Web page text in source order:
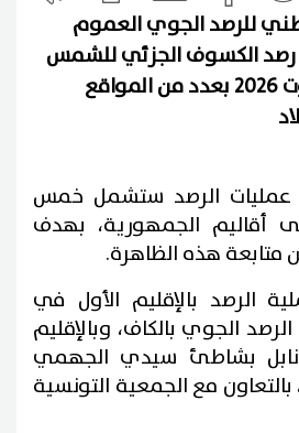
للرصد الجوي العموم
الكسوف الجزئي للشمس
يوم الأربعاء 12 أوت 2026 بعدد من المواقع
عمليات الرصد ستشمل خمس
أقاليم الجمهورية، بهدف
متابعة هذه الظاهرة.
الرصد بالإقليم الأول في
الجوي بالكاف، وبالإقليم
نابل بشاطئ سيدي الجهمي
مع الجمعية التونسية